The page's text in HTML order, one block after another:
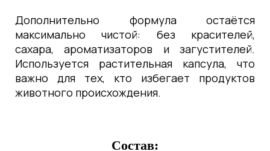
Дополнительно формула остаётся
максимально чистой: без красителей,
сахара, ароматизаторов и загустителей.
Используется растительная капсула, что
важно для тех, кто избегает продуктов
животного происхождения.
Состав: